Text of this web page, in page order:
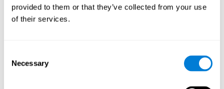
provided to them or that they’ve collected from your use
of their services.
Selection
Necessary
supermarché est fermé et que nous devons penser à une
alternative, ou lorsqu'une route est coupée et que nous
devons trouver un autre moyen pour atteindre le lieu
Les autres capacités cognitives
pertinentes sont :